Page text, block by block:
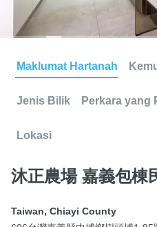
Maklumat Hartanah
Jenis Bilik Perkara yang
Lokasi
沐正農場 嘉義包棟
Taiwan, Chiayi County